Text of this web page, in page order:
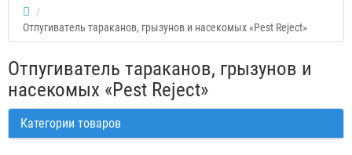
Отпугиватель тараканов, грызунов и насекомых «Pest Reject»
Отпугиватель тараканов, грызунов и
насекомых «Pest Reject»
Категории товаров